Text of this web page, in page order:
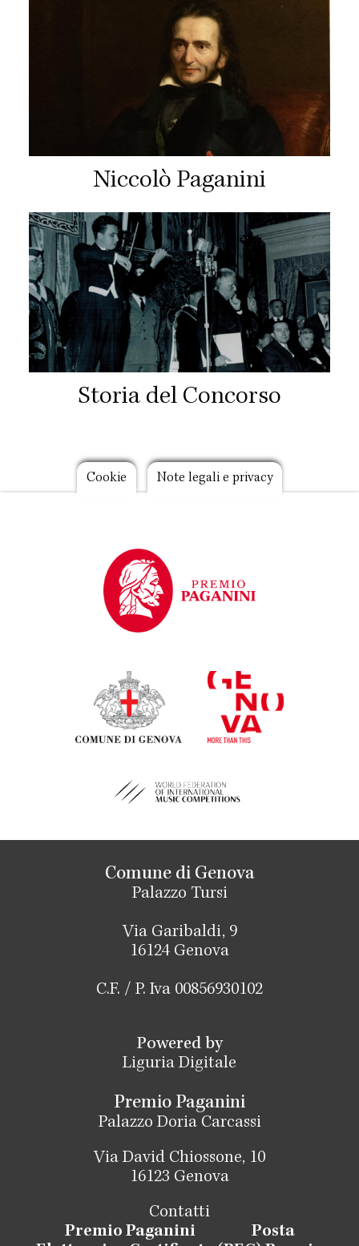
Niccolò Paganini
Storia del Concorso
Footer
Cookie Note legali e privacy
Comune di Genova
Palazzo Tursi
Via Garibaldi, 9
16124 Genova
C.F. / P. Iva 00856930102
Powered by
Liguria Digitale
Premio Paganini
Palazzo Doria Carcassi
Via David Chiossone, 10
16123 Genova
Contatti
Premio Paganini
Posta